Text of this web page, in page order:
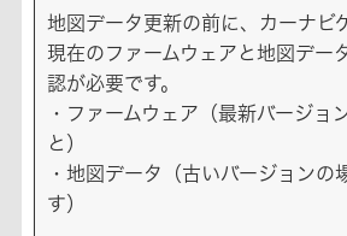
地図データ更新の前に、カーナビ
現在のファームウェアと地図デー
認が必要です。
・ファームウェア（最新バージョ
と）
・地図データ（古いバージョンの
す）